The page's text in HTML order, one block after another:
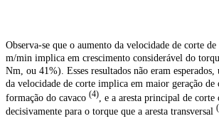
Observa-se que o aumento da velocidade de corte
m/min implica em crescimento considerável do
Nm, ou 41%). Esses resultados não eram
da velocidade de corte implica em maior geração
formação do cavaco (4) , e a aresta principal de
decisivamente para o torque que a aresta transversal